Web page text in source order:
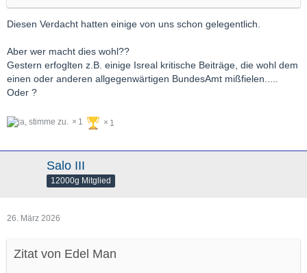
Diesen Verdacht hatten einige von uns schon gelegentlich.
Aber wer macht dies wohl??
Gestern erfoglten z.B. einige Isreal kritische Beiträge, die wohl dem
einen oder anderen allgegenwärtigen BundesAmt mißfielen.....
Oder ?
1 1
Salo III
12000g Mitglied
26. März 2026
Zitat von Edel Man